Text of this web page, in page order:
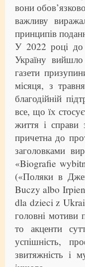
вони
важливу
принципів
У 2022 році до
Україну
газети
місяця, з
благодійній
все, що їх
життя і справи
причетна до
заголовками
«Biografie
(«Поляки в
Buczy albo
dla dzieci z
головні мотиви
то акценти
успішність,
звитяжність і